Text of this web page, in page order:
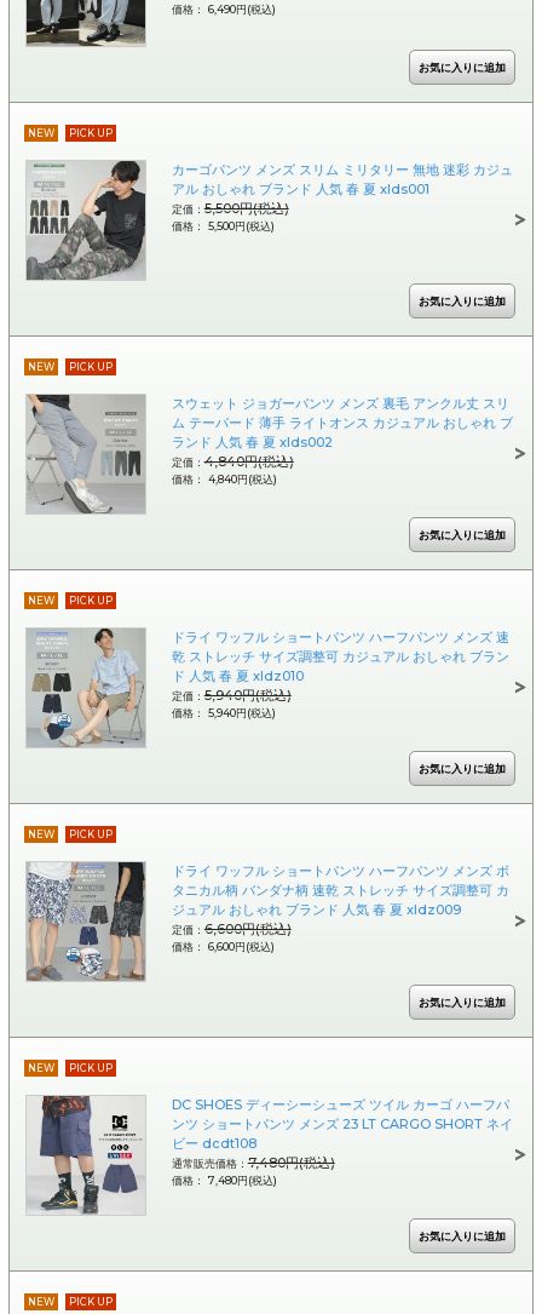
価格： 6,490円(税込)
NEW PICK UP
カーゴパンツ メンズ スリム ミリタリー 無地 迷彩 カジュ
アル おしゃれ ブランド 人気 春 夏 xlds001
定価：5,500円(税込)
価格： 5,500円(税込)
NEW PICK UP
スウェット ジョガーパンツ メンズ 裏毛 アンクル丈 スリ
ム テーパード 薄手 ライトオンス カジュアル おしゃれ ブ
ランド 人気 春 夏 xlds002
定価：4,840円(税込)
価格： 4,840円(税込)
NEW PICK UP
ドライ ワッフル ショートパンツ ハーフパンツ メンズ 速
乾 ストレッチ サイズ調整可 カジュアル おしゃれ ブラン
ド 人気 春 夏 xldz010
定価：5,940円(税込)
価格： 5,940円(税込)
NEW PICK UP
ドライ ワッフル ショートパンツ ハーフパンツ メンズ ボ
タニカル柄 バンダナ柄 速乾 ストレッチ サイズ調整可 カ
ジュアル おしゃれ ブランド 人気 春 夏 xldz009
定価：6,600円(税込)
価格： 6,600円(税込)
NEW PICK UP
DC SHOES ディーシーシューズ ツイル カーゴ ハーフパ
ンツ ショートパンツ メンズ 23 LT CARGO SHORT ネイ
ビー dcdt108
通常販売価格：7,480円(税込)
価格： 7,480円(税込)
NEW PICK UP